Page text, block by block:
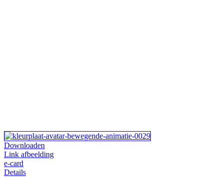
Downloaden
Link afbeelding
e-card
Details